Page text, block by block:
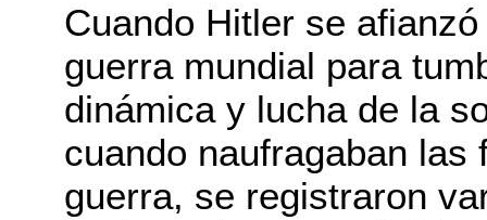
Cuando Hitler se
guerra mundial para
dinámica y lucha de la
cuando naufragaban las
guerra, se registraron